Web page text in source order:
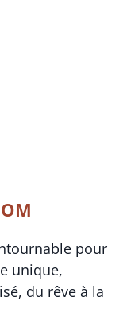
pour
unique,
du rêve à la